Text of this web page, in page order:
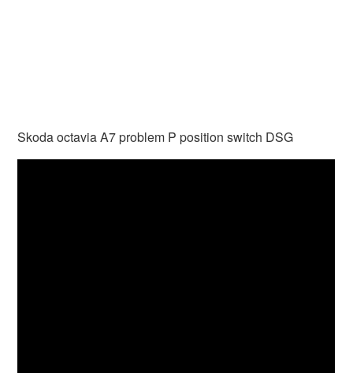
Skoda octavia A7 problem P position switch DSG